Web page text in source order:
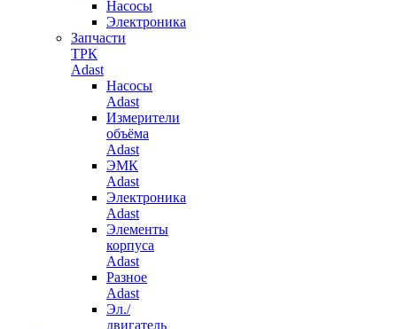
Насосы
Электроника
Запчасти
ТРК
Adast
Насосы
Adast
Измерители
объёма
Adast
ЭМК
Adast
Электроника
Adast
Элементы
корпуса
Adast
Разное
Adast
Эл./
двигатель